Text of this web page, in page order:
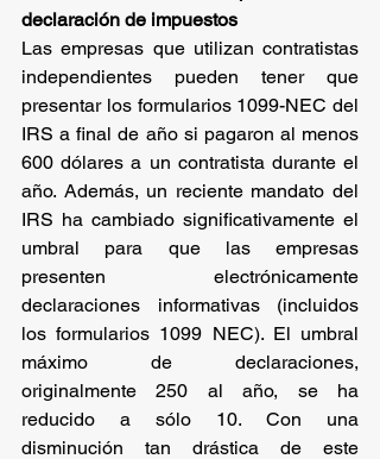
declaración de impuestos
Las empresas que utilizan contratistas
independientes pueden tener que
presentar los formularios 1099-NEC del
IRS a final de año si pagaron al menos
600 dólares a un contratista durante el
año. Además, un reciente mandato del
IRS ha cambiado significativamente el
umbral para que las empresas
presenten electrónicamente
declaraciones informativas (incluidos
los formularios 1099 NEC). El umbral
máximo de declaraciones,
originalmente 250 al año, se ha
reducido a sólo 10. Con una
disminución tan drástica de este